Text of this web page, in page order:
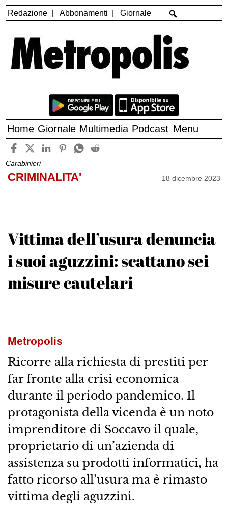
Redazione Abbonamenti Giornale
Home Giornale Multimedia Podcast Menu
Carabinieri
CRIMINALITA' 18 dicembre 2023
Vittima dell’usura denuncia
i suoi aguzzini: scattano sei
misure cautelari
Metropolis
Ricorre alla richiesta di prestiti per
far fronte alla crisi economica
durante il periodo pandemico. Il
protagonista della vicenda è un noto
imprenditore di Soccavo il quale,
proprietario di un’azienda di
assistenza su prodotti informatici, ha
fatto ricorso all’usura ma è rimasto
vittima degli aguzzini.